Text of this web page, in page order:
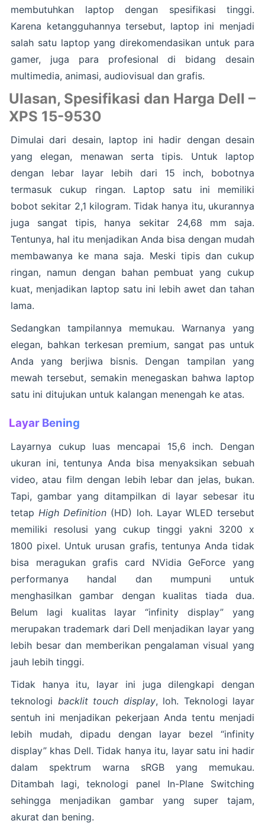
membutuhkan laptop dengan spesifikasi tinggi.
Karena ketangguhannya tersebut, laptop ini menjadi
salah satu laptop yang direkomendasikan untuk para
gamer, juga para profesional di bidang desain
multimedia, animasi, audiovisual dan grafis.
Ulasan, Spesifikasi dan Harga Dell –
XPS 15-9530
Dimulai dari desain, laptop ini hadir dengan desain
yang elegan, menawan serta tipis. Untuk laptop
dengan lebar layar lebih dari 15 inch, bobotnya
termasuk cukup ringan. Laptop satu ini memiliki
bobot sekitar 2,1 kilogram. Tidak hanya itu, ukurannya
juga sangat tipis, hanya sekitar 24,68 mm saja.
Tentunya, hal itu menjadikan Anda bisa dengan mudah
membawanya ke mana saja. Meski tipis dan cukup
ringan, namun dengan bahan pembuat yang cukup
kuat, menjadikan laptop satu ini lebih awet dan tahan
lama.
Sedangkan tampilannya memukau. Warnanya yang
elegan, bahkan terkesan premium, sangat pas untuk
Anda yang berjiwa bisnis. Dengan tampilan yang
mewah tersebut, semakin menegaskan bahwa laptop
satu ini ditujukan untuk kalangan menengah ke atas.
Layar Bening
Layarnya cukup luas mencapai 15,6 inch. Dengan
ukuran ini, tentunya Anda bisa menyaksikan sebuah
video, atau film dengan lebih lebar dan jelas, bukan.
Tapi, gambar yang ditampilkan di layar sebesar itu
tetapHigh Definition (HD) loh. Layar WLED tersebut
memiliki resolusi yang cukup tinggi yakni 3200 x
1800 pixel. Untuk urusan grafis, tentunya Anda tidak
bisa meragukan grafis card NVidia GeForce yang
performanya handal dan mumpuni untuk
menghasilkan gambar dengan kualitas tiada dua.
Belum lagi kualitas layar “infinity display” yang
merupakan trademark dari Dell menjadikan layar yang
lebih besar dan memberikan pengalaman visual yang
jauh lebih tinggi.
Tidak hanya itu, layar ini juga dilengkapi dengan
teknologi backlit touch display, loh. Teknologi layar
sentuh ini menjadikan pekerjaan Anda tentu menjadi
lebih mudah, dipadu dengan layar bezel “infinity
display” khas Dell. Tidak hanya itu, layar satu ini hadir
dalam spektrum warna sRGB yang memukau.
Ditambah lagi, teknologi panel In-Plane Switching
sehingga menjadikan gambar yang super tajam,
akurat dan bening.